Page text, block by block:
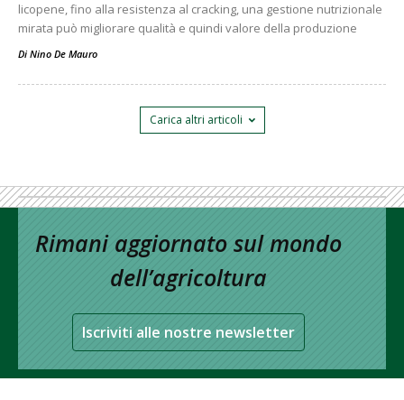
licopene, fino alla resistenza al cracking, una gestione nutrizionale
mirata può migliorare qualità e quindi valore della produzione
Di Nino De Mauro
Carica altri articoli
Rimani aggiornato sul mondo
dell’agricoltura
Iscriviti alle nostre newsletter